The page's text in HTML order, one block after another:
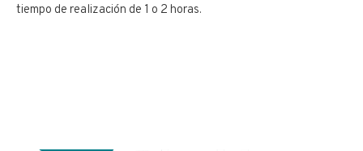
tiempo de realización de 1 o 2 horas.